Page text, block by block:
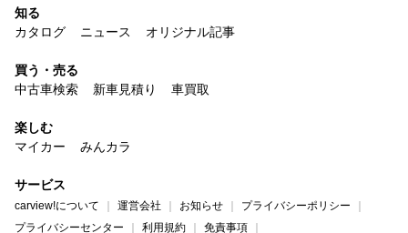
知る
カタログ
ニュース オリジナル記事
買う・売る
中古車検索
新車見積り 車買取
楽しむ
マイカー
みんカラ
サービス
carview!について 運営会社 お知らせ
プライバシーポリシー
プライバシーセンター
利用規約 免責事項